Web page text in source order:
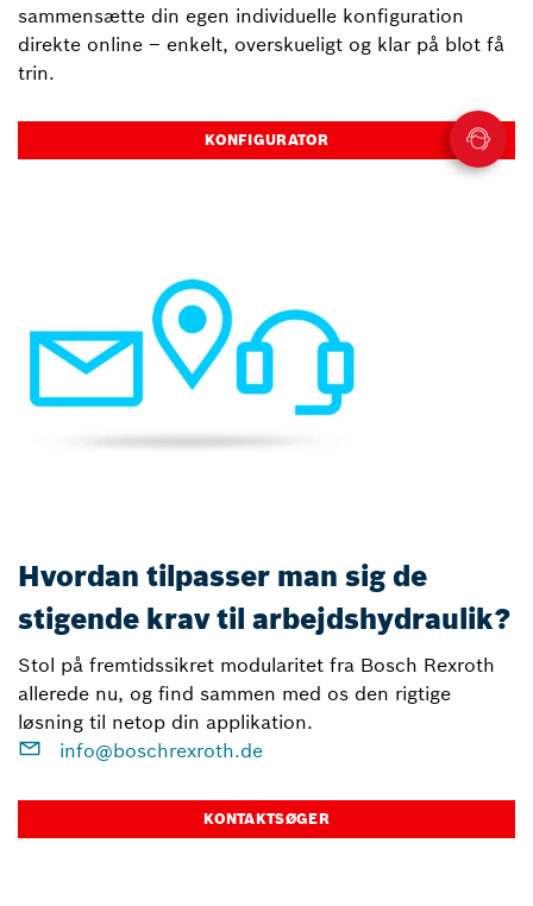
sammensætte din egen individuelle konfiguration
direkte online – enkelt, overskueligt og klar på blot få
trin.
KONFIGURATOR
Hvordan tilpasser man sig de
stigende krav til arbejdshydraulik?
Stol på fremtidssikret modularitet fra Bosch Rexroth
allerede nu, og find sammen med os den rigtige
løsning til netop din applikation.
info@boschrexroth.de
KONTAKTSØGER